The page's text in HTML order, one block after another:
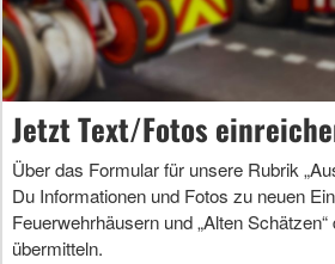
Jetzt Text/Fotos
Über das Formular für unsere Rubrik
Du Informationen und Fotos zu neuen
Feuerwehrhäusern und „Alten
übermitteln.